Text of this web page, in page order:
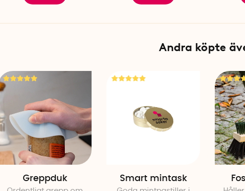
Andra köpte
Greppduk Smart mintask